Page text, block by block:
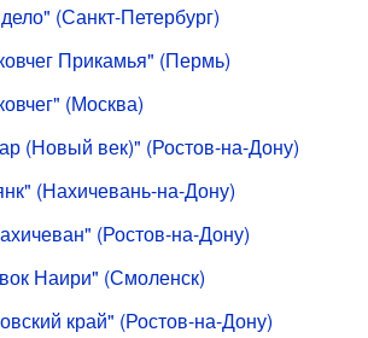
(Санкт-Петербург)
Прикамья" (Пермь)
(Москва)
(Новый век)" (Ростов-на-Дону)
(Нахичевань-на-Дону)
(Ростов-на-Дону)
Наири" (Смоленск)
край" (Ростов-на-Дону)